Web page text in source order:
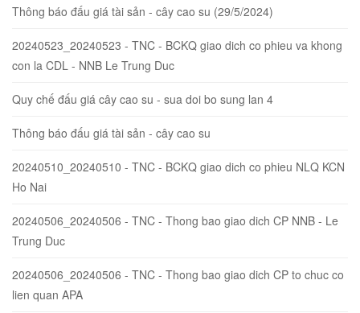
Thông báo đấu giá tài sản - cây cao su (29/5/2024)
20240523_20240523 - TNC - BCKQ giao dich co phieu va khong
con la CDL - NNB Le Trung Duc
Quy chế đấu giá cây cao su - sua doi bo sung lan 4
Thông báo đấu giá tài sản - cây cao su
20240510_20240510 - TNC - BCKQ giao dich co phieu NLQ KCN
Ho Nai
20240506_20240506 - TNC - Thong bao giao dich CP NNB - Le
Trung Duc
20240506_20240506 - TNC - Thong bao giao dich CP to chuc co
lien quan APA